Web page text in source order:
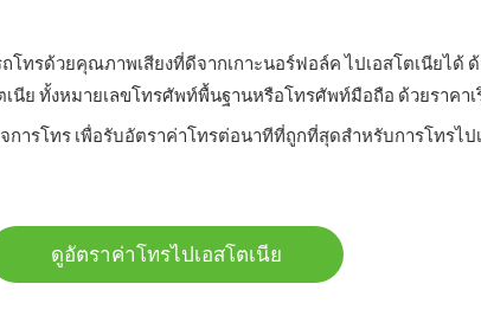
ทรด้วยคุณภาพเสียงที่ดีจากเกาะนอร์ฟอล์ค ไปเอสโตเนียได้ ด้
นีย ทั้งหมายเลขโทรศัพท์พื้นฐานหรือโทรศัพท์มือถือ ด้วยราคาเ
ารโทร เพื่อรับอัตราค่าโทรต่อนาทีที่ถูกที่สุดสำหรับการโทรไป
ดูอัตราค่าโทรไปเอสโตเนีย